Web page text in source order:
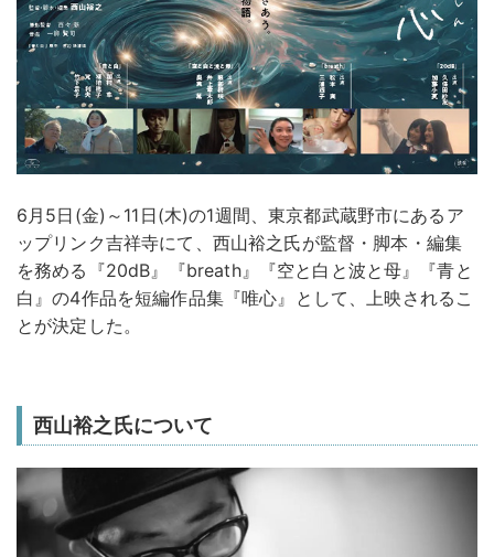
6月5日(金)～11日(木)の1週間、東京都武蔵野市にあるア
ップリンク吉祥寺にて、⻄山裕之氏が監督・脚本・編集
を務める『20dB』『breath』『空と白と波と母』『青と
白』の4作品を短編作品集『唯心』として、上映されるこ
とが決定した。
西山裕之氏について